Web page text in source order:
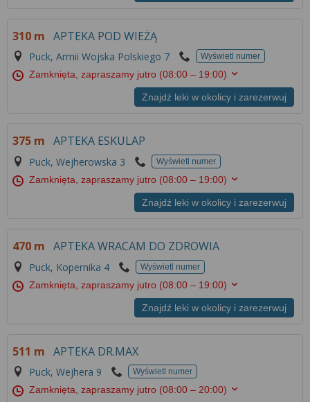
310 m APTEKA POD WIEŻĄ
Puck, Armii Wojska Polskiego 7 Wyświetl numer
Zamknięta, zapraszamy jutro (08:00 – 19:00)
Znajdź leki w okolicy i zarezerwuj
375 m APTEKA ESKULAP
Puck, Wejherowska 3 Wyświetl numer
Zamknięta, zapraszamy jutro (08:00 – 19:00)
Znajdź leki w okolicy i zarezerwuj
470 m APTEKA WRACAM DO ZDROWIA
Puck, Kopernika 4 Wyświetl numer
Zamknięta, zapraszamy jutro (08:00 – 19:00)
Znajdź leki w okolicy i zarezerwuj
511 m APTEKA DR.MAX
Puck, Wejhera 9 Wyświetl numer
Zamknięta, zapraszamy jutro (08:00 – 20:00)
Więcej informacji na temat wykorzystywania
znajdziesz wRegulaminie Serwisu